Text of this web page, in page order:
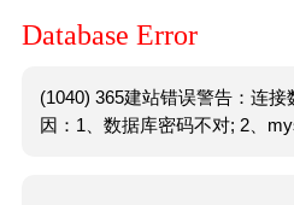
Database Error
(1040) 365建站错误警告：连
因：1、数据库密码不对; 2、